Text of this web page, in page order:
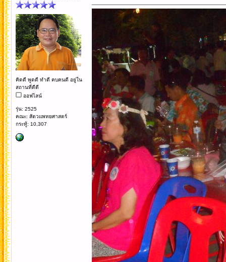
คิดดี พูดดี ทำดี คบคนดี อยู่ใน
สถานที่ดีดี
ออฟไลน์
รุ่น: 2525
คณะ: สัตวแพทยศาสตร์
กระทู้: 10,307